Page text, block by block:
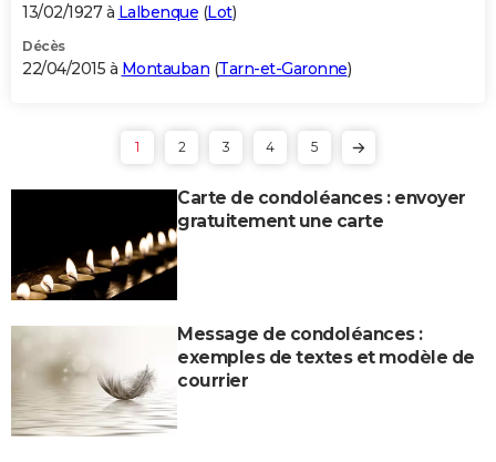
13/02/1927 à Lalbenque (Lot)
Décès
22/04/2015 à Montauban (Tarn-et-Garonne)
1 2 3 4 5
Carte de condoléances : envoyer
gratuitement une carte
Message de condoléances :
exemples de textes et modèle de
courrier